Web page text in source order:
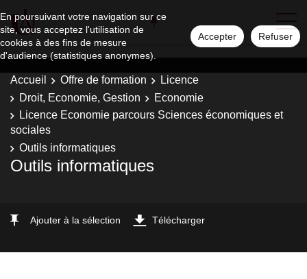
En poursuivant votre navigation sur ce
site, vous acceptez l'utilisation de
cookies à des fins de mesure
d'audience (statistiques anonymes).
Accepter Refuser
Accueil Offre de formation
Licence
Droit, Economie, Gestion
Economie
Licence Economie parcours Sciences économiques et
sociales
Outils informatiques
Outils informatiques
Ajouter à la sélection Télécharger